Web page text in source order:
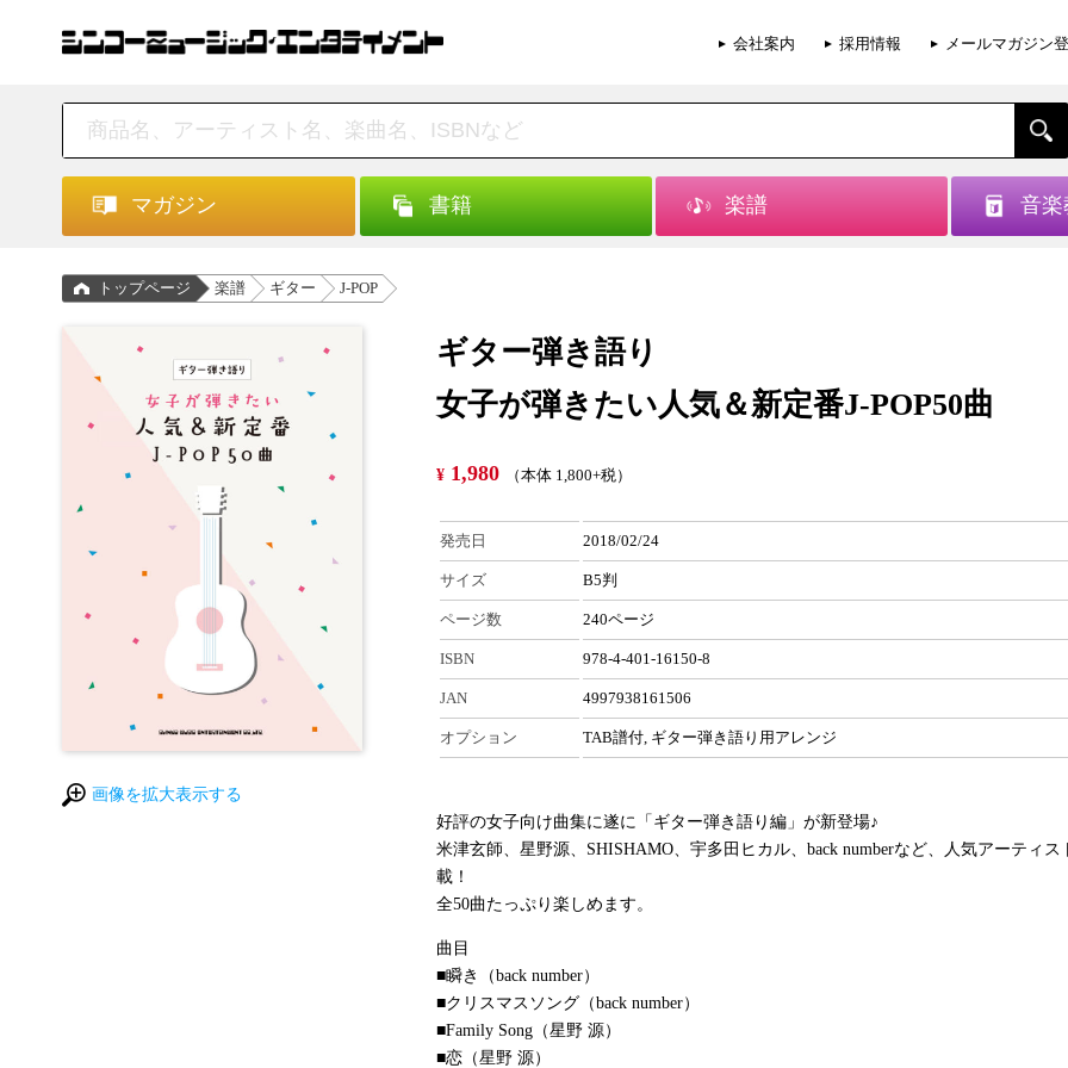
会社案内 採用情報 メールマガジン
マガジン 書籍 楽譜 音楽
トップページ 楽譜 ギター J-POP
画像を拡大表示する
ギター弾き語り
女子が弾きたい人気＆新定番J-POP50曲
¥ 1,980 （本体 1,800+税）
発売日 2018/02/24
サイズ B5判
ページ数 240ページ
ISBN 978-4-401-16150-8
JAN 4997938161506
オプション TAB譜付, ギター弾き語り用アレンジ
好評の女子向け曲集に遂に「ギター弾き語り編」が新登場♪
米津玄師、星野源、SHISHAMO、宇多田ヒカル、back numberなど、人気アーティス
載！
全50曲たっぷり楽しめます。
曲目
■瞬き（back number）
■クリスマスソング（back number）
■Family Song（星野 源）
■恋（星野 源）